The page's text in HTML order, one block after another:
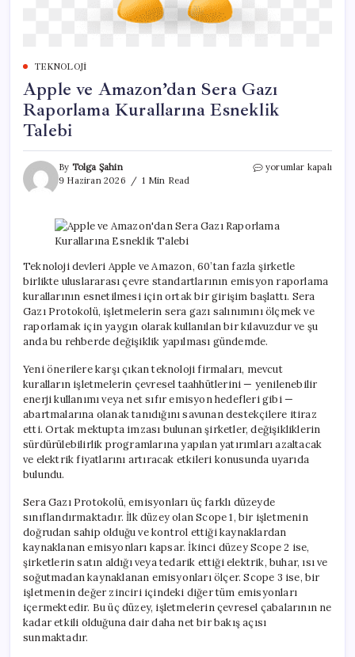
TEKNOLOJI
Apple ve Amazon’dan Sera Gazı
Raporlama Kurallarına Esneklik
Talebi
By Tolga Şahin
9 Haziran 2026
1 Min Read
Apple
Raporlama
Esneklik
Talebi
için
yorumlar kapalı
Teknoloji devleri Apple ve Amazon, 60’tan fazla şirketle
birlikte uluslararası çevre standartlarının emisyon raporlama
kurallarının esnetilmesi için ortak bir girişim başlattı. Sera
Gazı Protokolü, işletmelerin sera gazı salınımını ölçmek ve
raporlamak için yaygın olarak kullanılan bir kılavuzdur ve şu
anda bu rehberde değişiklik yapılması gündemde.
Yeni önerilere karşı çıkan teknoloji firmaları, mevcut
kuralların işletmelerin çevresel taahhütlerini — yenilenebilir
enerji kullanımı veya net sıfır emisyon hedefleri gibi —
abartmalarına olanak tanıdığını savunan destekçilere itiraz
etti. Ortak mektupta imzası bulunan şirketler, değişikliklerin
sürdürülebilirlik programlarına yapılan yatırımları azaltacak
ve elektrik fiyatlarını artıracak etkileri konusunda uyarıda
bulundu.
Sera Gazı Protokolü, emisyonları üç farklı düzeyde
sınıflandırmaktadır. İlk düzey olan Scope 1, bir işletmenin
doğrudan sahip olduğu ve kontrol ettiği kaynaklardan
kaynaklanan emisyonları kapsar. İkinci düzey Scope 2 ise,
şirketlerin satın aldığı veya tedarik ettiği elektrik, buhar, ısı ve
soğutmadan kaynaklanan emisyonları ölçer. Scope 3 ise, bir
işletmenin değer zinciri içindeki diğer tüm emisyonları
içermektedir. Bu üç düzey, işletmelerin çevresel çabalarının ne
kadar etkili olduğuna dair daha net bir bakış açısı
sunmaktadır.